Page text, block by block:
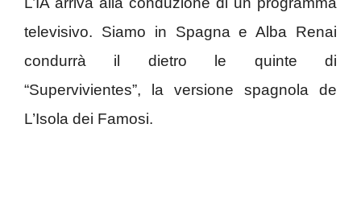
televisivo. Siamo in Spagna e Alba Renai
condurrà il dietro le quinte di
“Supervivientes”, la versione spagnola de
L’Isola dei Famosi.